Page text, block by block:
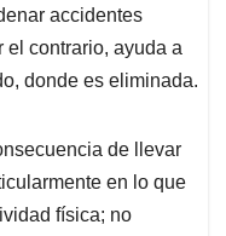
accidentes
contrario, ayuda a
donde es eliminada.
de llevar
en lo que
física; no